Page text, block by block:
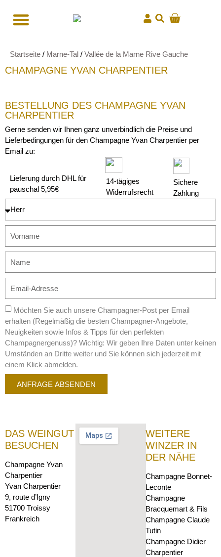
Startseite / Marne-Tal / Vallée de la Marne Rive Gauche
CHAMPAGNE YVAN CHARPENTIER
BESTELLUNG DES CHAMPAGNE YVAN
CHARPENTIER
Gerne senden wir Ihnen ganz unverbindlich die Preise und
Lieferbedingungen für den Champagne Yvan Charpentier per
Email zu:
Lieferung durch DHL für
pauschal 5,95€
14-tägiges
Widerrufsrecht
Sichere
Zahlung
Möchten Sie auch unsere Champagner-Post per Email
erhalten (Regelmäßig die besten Champagner-Angebote,
Neuigkeiten sowie Infos & Tipps für den perfekten
Champagnergenuss)? Wichtig: Wir geben Ihre Daten unter keinen
Umständen an Dritte weiter und Sie können sich jederzeit mit
einem Klick abmelden.
ANFRAGE ABSENDEN
DAS WEINGUT
BESUCHEN
Champagne Yvan
Charpentier
Yvan Charpentier
9, route d’Igny
51700 Troissy
Frankreich
WEITERE
WINZER IN
DER NÄHE
Champagne Bonnet-
Leconte
Champagne
Bracquemart & Fils
Champagne Claude
Tutin
Champagne Didier
Charpentier